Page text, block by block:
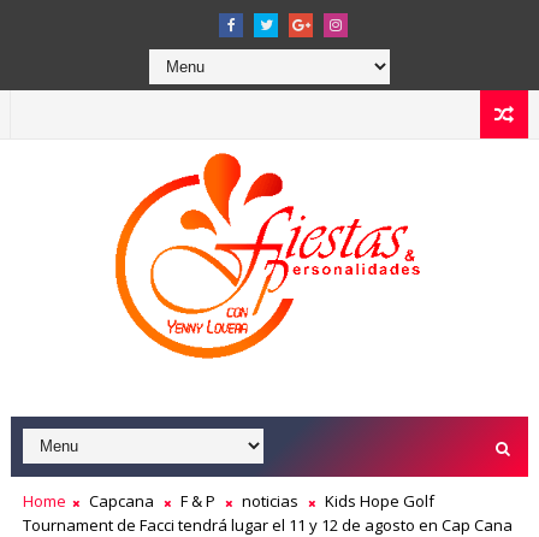
Home Capcana F & P noticias
Kids Hope Golf
Tournament de Facci tendrá lugar el 11 y 12 de agosto en Cap Cana